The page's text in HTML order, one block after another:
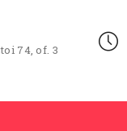
74, of. 3